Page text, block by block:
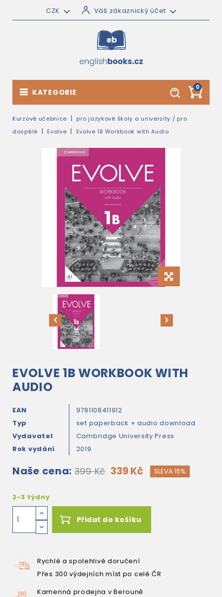
CZK Váš zákaznický účet
0
KATEGORIE
Kurzové učebnice
pro jazykové školy a univerzity / pro
dospělé
Evolve Evolve 1B Workbook with Audio
EVOLVE 1B WORKBOOK WITH
AUDIO
EAN
9781108411912
Typ
set paperback + audio download
Vydavatel
Cambridge University Press
Rok vydání
2019
Naše cena: 399 Kč 339 Kč SLEVA 15%
2-3 týdny
Přidat do košíku
Rychlé a spolehlivé doručení
Přes 300 výdejních míst po celé ČR
Kamenná prodejna v Berouně